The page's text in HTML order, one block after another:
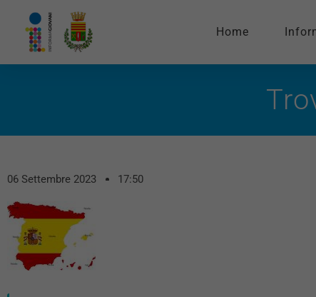
Home
06 Settembre 2023 17:50